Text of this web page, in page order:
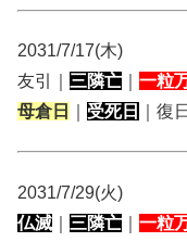
2031/7/17(木)
友引｜ 三隣亡 一粒
母倉日
受死日 ｜復
2031/7/29(火)
仏滅
三隣亡 一粒